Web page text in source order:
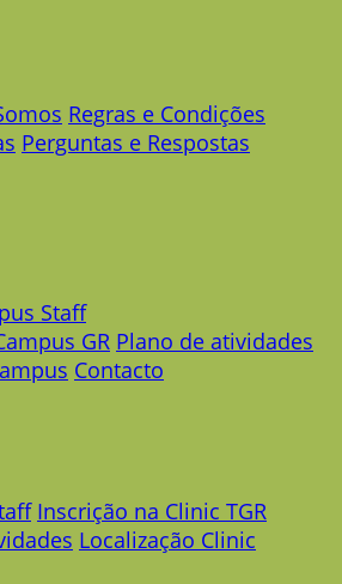
Regras e Condições
Perguntas e Respostas
Staff
GR Plano de atividades
Contacto
Inscrição na Clinic TGR
Localização Clinic